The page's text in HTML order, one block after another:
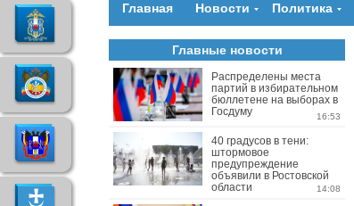
Главная Новости Политика
Главные новости
Распределены места
партий в избирательном
бюллетене на выборах в
Госдуму
16:53
40 градусов в тени:
штормовое
предупреждение
объявили в Ростовской
области
14:08